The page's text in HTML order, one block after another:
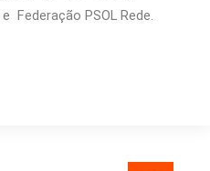
Federação PSOL Rede.